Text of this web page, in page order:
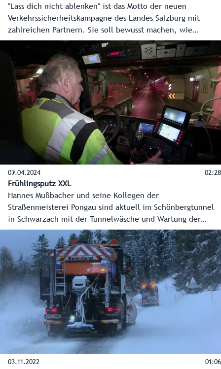
"Lass dich nicht ablenken" ist das Motto der neuen
Verkehrssicherheitskampagne des Landes Salzburg mit
zahlreichen Partnern. Sie soll bewusst machen, wie
gefährlich Ablenkung, eine der häufigsten Unfallursachen,
im Straßenverkehr ist. Mit einem Augenzwinkern
sensibilisieren bei der Kampagne Plakate, Videoclips und
mehr für die Gefahren von Handy, Essen und Co. am
Steuer.
09.04.2024 02:28
Frühlingsputz XXL
Hannes Mußbacher und seine Kollegen der
Straßenmeisterei Pongau sind aktuell im Schönbergtunnel
in Schwarzach mit der Tunnelwäsche und Wartung der
Technik beschäftigt, sozusagen Frühlingsputz XXL. Noch bis
Mittwoch sind schweres Gerät und viel Handarbeit nötig,
um den fast drei Kilometer langen Tunnel und rund 50.000
Quadratmeter zu reinigen und die Technik von der
Notfallnische bis hin zur Brandmeldeanlage zu warten.
03.11.2022 01:06